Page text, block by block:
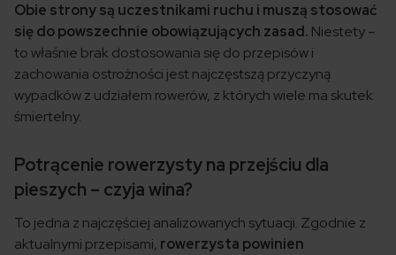
Obie strony są uczestnikami ruchu i muszą stosować
się do powszechnie obowiązujących zasad. Niestety –
to właśnie brak dostosowania się do przepisów i
zachowania ostrożności jest najczęstszą przyczyną
wypadków z udziałem rowerów, z których wiele ma skutek
śmiertelny.
Potrącenie rowerzysty na przejściu dla
pieszych – czyja wina?
To jedna z najczęściej analizowanych sytuacji. Zgodnie z
aktualnymi przepisami, rowerzysta powinien